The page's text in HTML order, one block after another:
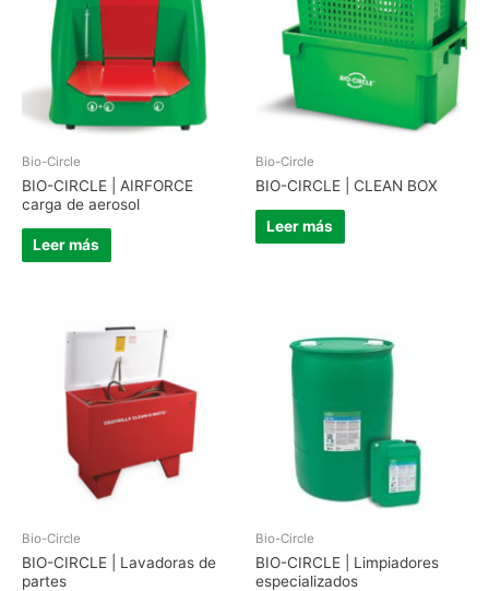
Bio-Circle
BIO-CIRCLE | AIRFORCE
carga de aerosol
Leer más
Bio-Circle
BIO-CIRCLE | CLEAN BOX
Leer más
Bio-Circle
BIO-CIRCLE | Lavadoras de
partes
Bio-Circle
BIO-CIRCLE | Limpiadores
especializados